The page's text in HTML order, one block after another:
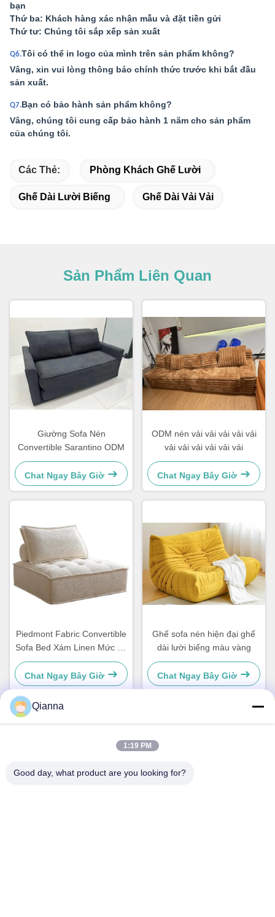
bạn
Thứ ba: Khách hàng xác nhận mẫu và đặt tiền gửi
Thứ tư: Chúng tôi sắp xếp sản xuất
Q6.Tôi có thể in logo của mình trên sản phẩm không?
Vâng, xin vui lòng thông báo chính thức trước khi bắt đầu
sản xuất.
Q7.Bạn có bảo hành sản phẩm không?
Vâng, chúng tôi cung cấp bảo hành 1 năm cho sản phẩm
của chúng tôi.
Các Thẻ: Phòng Khách Ghế Lười
Ghế Dài Lười Biếng Ghế Dài Vải Vải
Sản Phẩm Liên Quan
Giường Sofa Nén
Convertible Sarantino ODM
Chat Ngay Bây Giờ
ODM nén vải vải vải vải vải
vải vải vải vải vải vải
Chat Ngay Bây Giờ
Piedmont Fabric Convertible
Sofa Bed Xám Linen Mức độ
nhẹ
Chat Ngay Bây Giờ
Ghế sofa nén hiện đại ghế
dài lười biếng màu vàng
Chat Ngay Bây Giờ
Địa chỉ
Qianna
1:19 PM
Good day, what product are you looking for?